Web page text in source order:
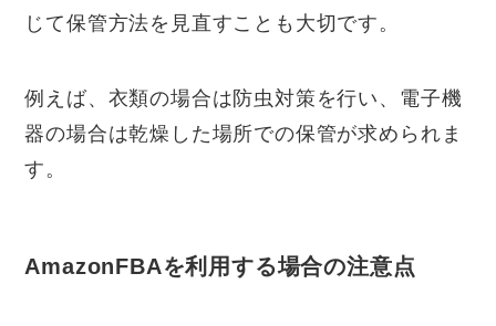
じて保管方法を見直すことも大切です。
例えば、衣類の場合は防虫対策を行い、電子機
器の場合は乾燥した場所での保管が求められま
す。
AmazonFBAを利用する場合の注意点